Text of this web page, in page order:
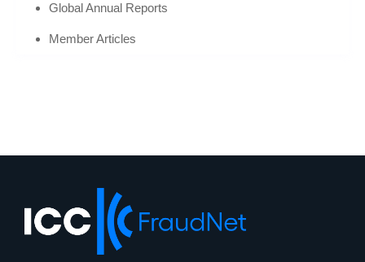
Global Annual Reports
Member Articles